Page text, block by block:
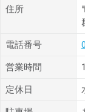
住所
電話番号
営業時間
定休日